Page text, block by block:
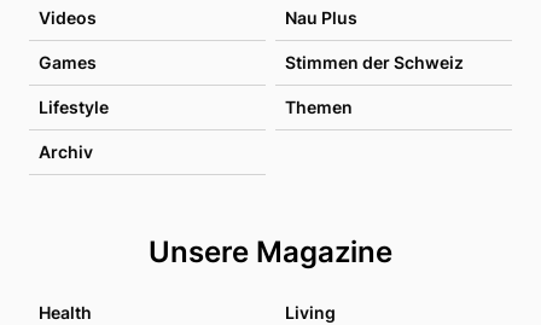
Videos Nau Plus
Games Stimmen der Schweiz
Lifestyle Themen
Archiv
Unsere Magazine
Health Living